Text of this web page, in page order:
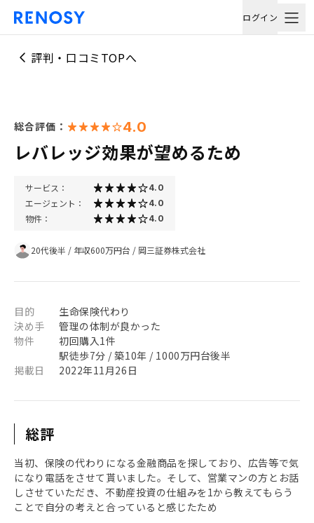
ログイン
評判・口コミTOPへ
総合評価： 4.0
レバレッジ効果が望めるため
サービス： 4.0
エージェント： 4.0
物件： 4.0
20代後半 / 年収600万円台 / 岡三証券株式会社
目的
生命保険代わり
決め手
管理の体制が良かった
物件
初回購入1件
駅徒歩7分 / 築10年 / 1000万円台後半
掲載日
2022年11月26日
総評
当初、保険の代わりになる金融商品を探しており、広告等で気
になり電話をさせて貰いました。そして、営業マンの方とお話
しさせていただき、不動産投資の仕組みを1から教えてもらう
ことで自分の考えと合っていると感じたため